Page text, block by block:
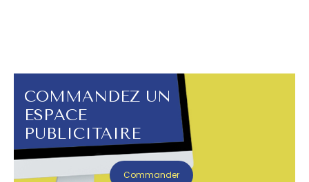
COMMANDEZ UN
ESPACE
PUBLICITAIRE
Commander